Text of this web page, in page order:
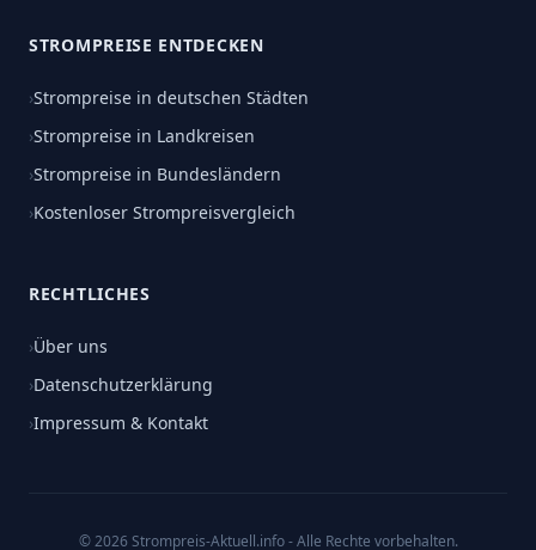
STROMPREISE ENTDECKEN
›Strompreise in deutschen Städten
›Strompreise in Landkreisen
›Strompreise in Bundesländern
›Kostenloser Strompreisvergleich
RECHTLICHES
›Über uns
›Datenschutzerklärung
›Impressum & Kontakt
© 2026 Strompreis-Aktuell.info - Alle Rechte vorbehalten.